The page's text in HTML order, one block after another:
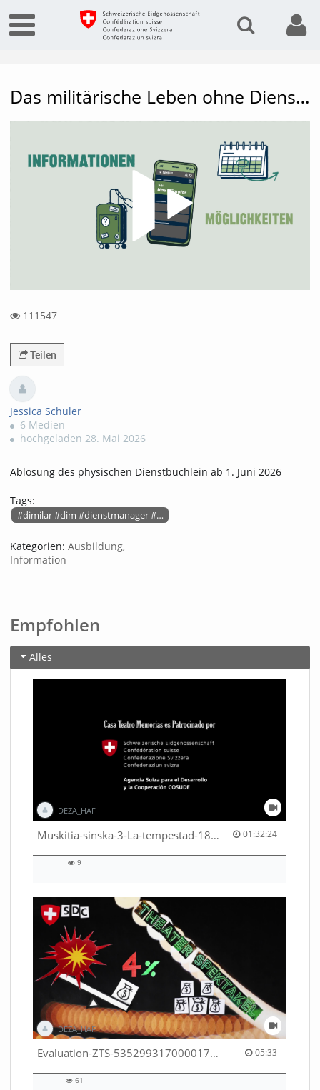
Das militärische Leben ohne Dienstbüchlein
111547
Teilen
Jessica Schuler
6 Medien
hochgeladen 28. Mai 2026
Ablösung des physischen Dienstbüchlein ab 1. Juni 2026
Tags:
#dimilar #dim #dienstmanager #dim-wallet #digitalermarschbefehl
Kategorien: Ausbildung,
Information
Empfohlen
Alles
DEZA_HAF
Muskitia-sinska-3-La-tempestad-18-9-2018-53530245080001791 01:32:24
01:32:24 duration
9
DEZA_HAF
Evaluation-ZTS-53529931700001791 05:33
05:33 duration
61